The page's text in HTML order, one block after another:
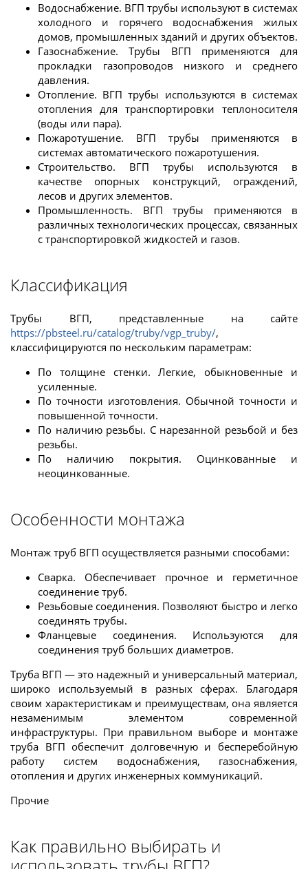
Водоснабжение. ВГП трубы используют в системах
холодного и горячего водоснабжения жилых
домов, промышленных зданий и других объектов.
Газоснабжение. Трубы ВГП применяются для
прокладки газопроводов низкого и среднего
давления.
Отопление. ВГП трубы используются в системах
отопления для транспортировки теплоносителя
(воды или пара).
Пожаротушение. ВГП трубы применяются в
системах автоматического пожаротушения.
Строительство. ВГП трубы используются в
качестве опорных конструкций, ограждений,
лесов и других элементов.
Промышленность. ВГП трубы применяются в
различных технологических процессах, связанных
с транспортировкой жидкостей и газов.
Классификация
Трубы ВГП, представленные на сайте
https://pbsteel.ru/catalog/truby/vgp_truby/,
классифицируются по нескольким параметрам:
По толщине стенки. Легкие, обыкновенные и
усиленные.
По точности изготовления. Обычной точности и
повышенной точности.
По наличию резьбы. С нарезанной резьбой и без
резьбы.
По наличию покрытия. Оцинкованные и
неоцинкованные.
Особенности монтажа
Монтаж труб ВГП осуществляется разными способами:
Сварка. Обеспечивает прочное и герметичное
соединение труб.
Резьбовые соединения. Позволяют быстро и легко
соединять трубы.
Фланцевые соединения. Используются для
соединения труб больших диаметров.
Труба ВГП — это надежный и универсальный материал,
широко используемый в разных сферах. Благодаря
своим характеристикам и преимуществам, она является
незаменимым элементом современной
инфраструктуры. При правильном выборе и монтаже
труба ВГП обеспечит долговечную и бесперебойную
работу систем водоснабжения, газоснабжения,
отопления и других инженерных коммуникаций.
Прочие
Как правильно выбирать и